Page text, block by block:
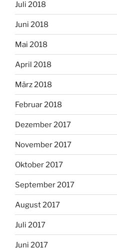
Juli 2018
Juni 2018
Mai 2018
April 2018
März 2018
Februar 2018
Dezember 2017
November 2017
Oktober 2017
September 2017
August 2017
Juli 2017
Juni 2017